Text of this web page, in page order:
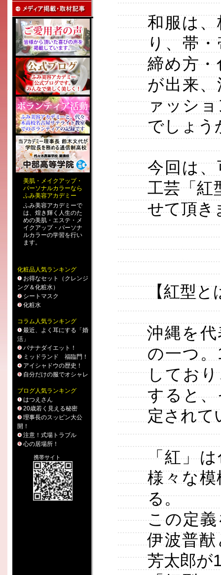
美肌 ・ メイクアップ・
パーソナルカラーなら
ふみ美容アカデミー
ふみ美容アカデミーで
は、煌き輝く人生のた
めの美肌・エステ ・ メ
イクアップ・ パーソナ
ルカラーの学習を行い
ます。
化粧品人気ランキング
お得なセット（クレンジ
ング＆化粧水）
シートマスク
化粧水
コラム人気ランキング
最近、よく耳にする「婚
活」
バナナダイエット！
ミッドランド 福臨門！
アイシャドウの歴史！
自分だけの服でオシャレ
ブログ人気ランキング
はつえさん
20歳若く見える秘密
理事長のスッピン大公
開！
注意！式場トラブル
心の居場所！
携帯サイト
和服は
り、帯
締め方
が出来
ァッシ
でしょう
今回は
工芸「紅
せて頂き
【紅型と
沖縄を
の一つ
してお
すると
定されて
「紅」
様々な
る。
この定
伊波普
芳太郎が